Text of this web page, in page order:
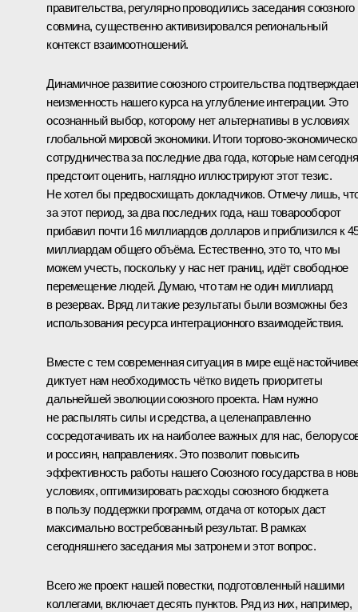
правительства, регулярно проводились заседания союзного
совмина, существенно активизировался региональный
контекст взаимоотношений.
Динамичное развитие союзного строительства
неизменность нашего курса на углубление интеграции. Это
осознанный выбор, которому нет альтернативы в условиях
глобальной мировой экономики. Итоги торгово-
сотрудничества за последние два года, которые нам сегодня
предстоит оценить, наглядно иллюстрируют этот тезис.
Не хотел бы предвосхищать докладчиков. Отмечу лишь,
за этот период, за два последних года, наш товарооборот
прибавил почти 16 миллиардов долларов и приблизился к
миллиардам общего объёма. Естественно, это то, что мы
можем учесть, поскольку у нас нет границ, идёт свободное
перемещение людей. Думаю, что там не один миллиард
в резервах. Вряд ли такие результаты были возможны без
использования ресурса интеграционного взаимодействия.
Вместе с тем современная ситуация в мире ещё
диктует нам необходимость чётко видеть приоритеты
дальнейшей эволюции союзного проекта. Нам нужно
не распылять силы и средства, а целенаправленно
сосредотачивать их на наиболее важных для нас,
и россиян, направлениях. Это позволит повысить
эффективность работы нашего Союзного государства в
условиях, оптимизировать расходы союзного бюджета
в пользу поддержки программ, отдача от которых даст
максимально востребованный результат. В рамках
сегодняшнего заседания мы затронем и этот вопрос.
Всего же проект нашей повестки, подготовленный нашими
коллегами, включает десять пунктов. Ряд из них, например,